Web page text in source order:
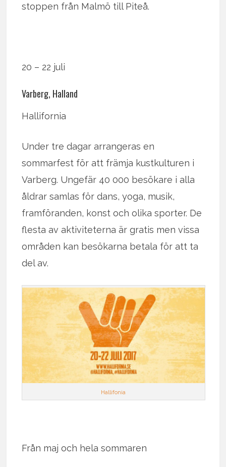
stoppen från Malmö till Piteå.
20 – 22 juli
Varberg, Halland
Hallifornia
Under tre dagar arrangeras en
sommarfest för att främja kustkulturen i
Varberg. Ungefär 40 000 besökare i alla
åldrar samlas för dans, yoga, musik,
framföranden, konst och olika sporter. De
flesta av aktiviteterna är gratis men vissa
områden kan besökarna betala för att ta
del av.
Hallifonia
Från maj och hela sommaren